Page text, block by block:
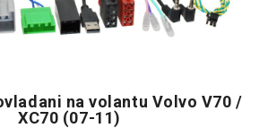
na volantu Volvo V70 /
XC70 (07-11)